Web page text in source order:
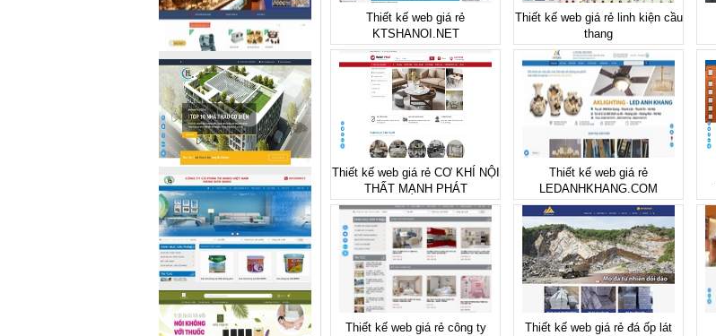
Thiết kế web giá rẻ
KTSHANOI.NET
Thiết kế web giá rẻ linh kiện cầu
thang
Thiết kế web giá rẻ CƠ KHÍ NỘI
THẤT MẠNH PHÁT
Thiết kế web giá rẻ
LEDANHKHANG.COM
Thiết kế web giá rẻ công ty
Thiết kế web giá rẻ đá ốp lát